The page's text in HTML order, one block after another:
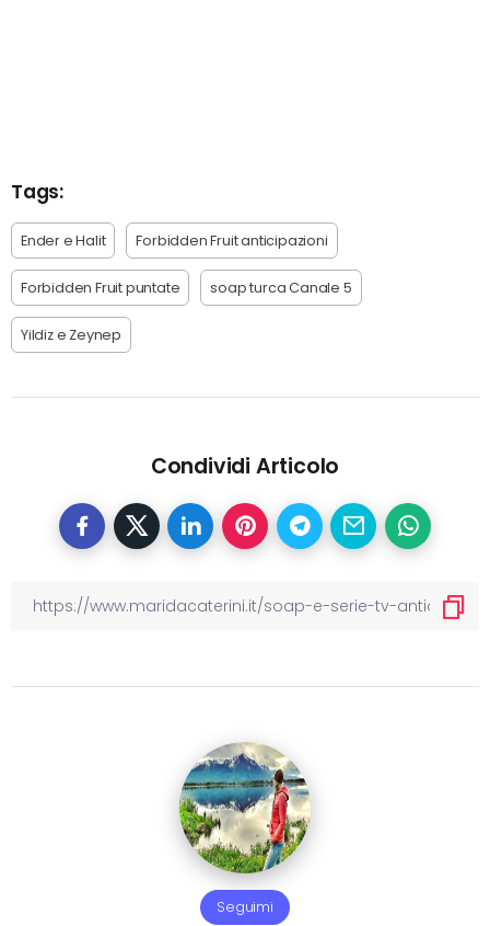
Tags:
Ender e Halit Forbidden Fruit anticipazioni
Forbidden Fruit puntate soap turca Canale 5
Yildiz e Zeynep
Condividi Articolo
Seguimi